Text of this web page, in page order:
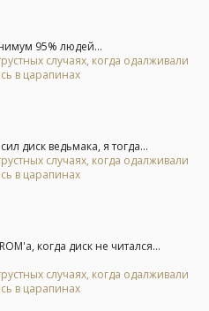
95% людей...
случаях, когда одалживали
в царапинах
диск ведьмака, я тогда...
случаях, когда одалживали
в царапинах
когда диск не читался...
случаях, когда одалживали
в царапинах